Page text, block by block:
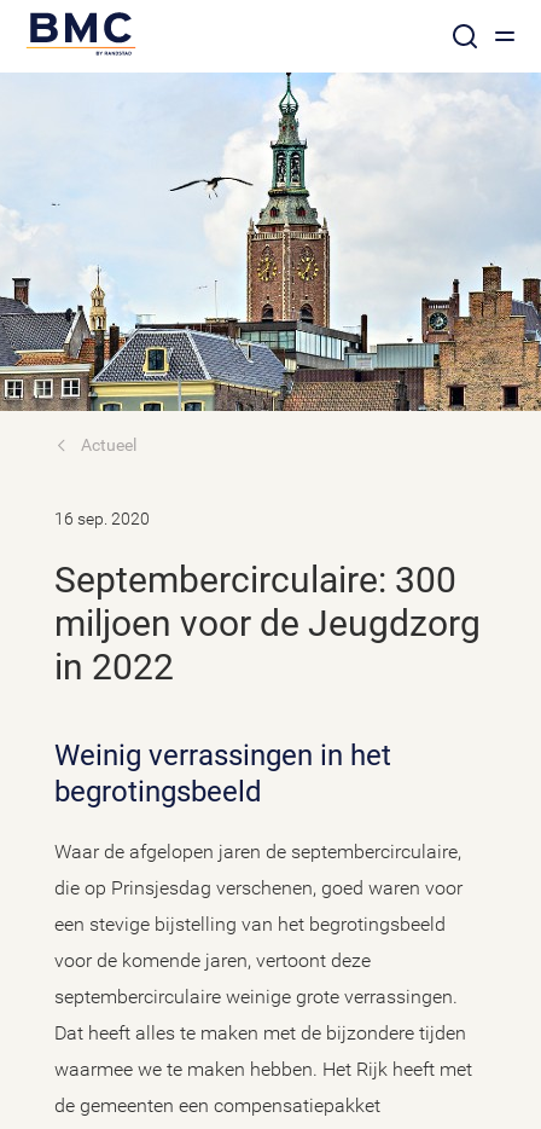
Actueel
16 sep. 2020
Septembercirculaire: 300
miljoen voor de Jeugdzorg
in 2022
Weinig verrassingen in het
begrotingsbeeld
Waar de afgelopen jaren de septembercirculaire,
die op Prinsjesdag verschenen, goed waren voor
een stevige bijstelling van het begrotingsbeeld
voor de komende jaren, vertoont deze
septembercirculaire weinige grote verrassingen.
Dat heeft alles te maken met de bijzondere tijden
waarmee we te maken hebben. Het Rijk heeft met
de gemeenten een compensatiepakket